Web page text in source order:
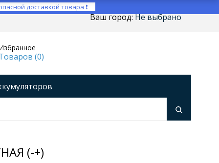
доставкой товара ❗
Ваш город:Не выбрано
(0)
(-+)